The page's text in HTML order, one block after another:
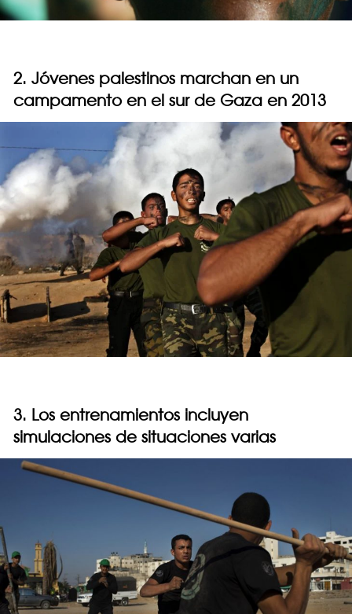
2. Jóvenes palestinos marchan en un
campamento en el sur de Gaza en 2013
3. Los entrenamientos incluyen
simulaciones de situaciones varias